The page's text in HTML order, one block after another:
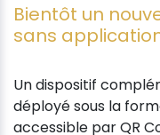
Bientôt un
sans
Un dispositif
déployé sous la
accessible par QR